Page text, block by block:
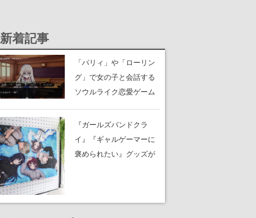
新着記事
「パリィ」や「ローリン
グ」で女の子と会話する
ソウルライク恋愛ゲーム
イク』無料公開。返事に
失敗すると「YOU
DIED」
『ガールズバンドクラ
イ』『ギャルゲーマーに
褒められたい』グッズが